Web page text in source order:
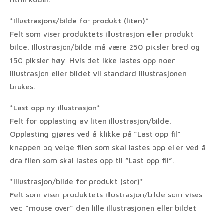
*Illustrasjons/bilde for produkt (liten)*
Felt som viser produktets illustrasjon eller produkt
bilde. Illustrasjon/bilde må være 250 piksler bred og
150 piksler høy. Hvis det ikke lastes opp noen
illustrasjon eller bildet vil standard illustrasjonen
brukes.
*Last opp ny illustrasjon*
Felt for opplasting av liten illustrasjon/bilde.
Opplasting gjøres ved å klikke på ”Last opp fil”
knappen og velge filen som skal lastes opp eller ved å
dra filen som skal lastes opp til ”Last opp fil”.
*Illustrasjon/bilde for produkt (stor)*
Felt som viser produktets illustrasjon/bilde som vises
ved ”mouse over” den lille illustrasjonen eller bildet.